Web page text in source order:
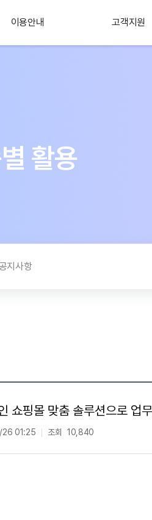
이용안내 고객지원
활용
지사항
쇼핑몰 맞춤 솔루션으로 업
01:25 조회 10,840